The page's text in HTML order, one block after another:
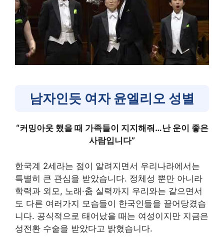
남자인듯 여자 윤엘리오 성별
“커밍아웃 했을 때 가족들이 지지해줘…난 운이 좋은
사람입니다”
한국계 2세라는 점이 알려지면서 우리나라에서는
특별히 큰 관심을 받았습니다. 정체성 뿐만 아니라
학력과 외모, 노래·춤 실력까지 우리와는 같으면서
도 다른 여러가지 모습들이 한국인들을 끌어당겼습
니다. 공식적으로 태어났을 때는 여성이지만 지금은
성전환 수술을 받았다고 밝혔습니다.